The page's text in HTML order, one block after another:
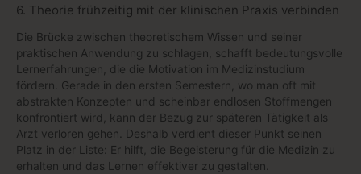
6. Theorie frühzeitig mit der klinischen Praxis verbinden
Die Brücke zwischen theoretischem Wissen und seiner
praktischen Anwendung zu schlagen, schafft bedeutungsvolle
Lernerfahrungen, die die Motivation im Medizinstudium
fördern. Gerade in den ersten Semestern, wo man oft mit
abstrakten Konzepten und scheinbar endlosen Stoffmengen
konfrontiert wird, kann der Bezug zur späteren Tätigkeit als
Arzt verloren gehen. Deshalb verdient dieser Punkt seinen
Platz in der Liste: Er hilft, die Begeisterung für die Medizin zu
erhalten und das Lernen effektiver zu gestalten.